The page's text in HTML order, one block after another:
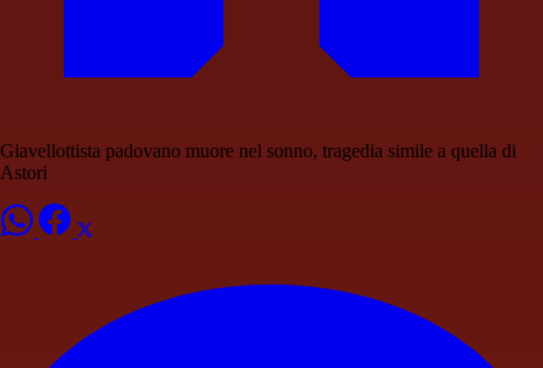
Giavellottista padovano muore nel sonno, tragedia simile a quella di
Astori